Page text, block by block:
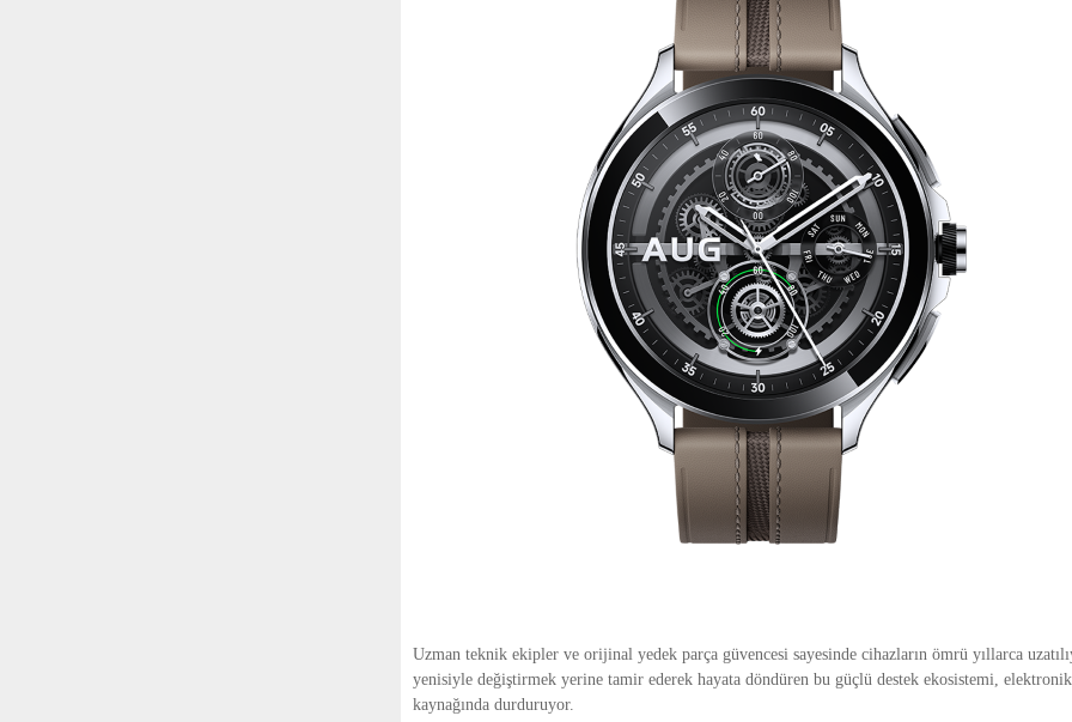
Uzman teknik ekipler ve orijinal yedek parça güvencesi sayesinde cihazların ömrü yıllarca
yenisiyle değiştirmek yerine tamir ederek hayata döndüren bu güçlü destek ekosistemi,
kaynağında durduruyor.